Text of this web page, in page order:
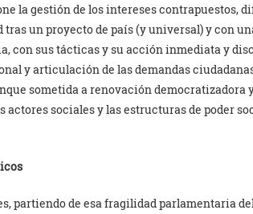
la gestión de los intereses contrapuestos,
tras un proyecto de país (y universal) y con
con sus tácticas y su acción inmediata y
y articulación de las demandas
sometida a renovación democratizadora
actores sociales y las estructuras de poder
partiendo de esa fragilidad parlamentaria